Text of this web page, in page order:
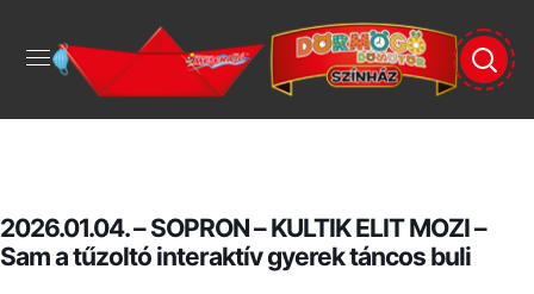
2026.01.04. – SOPRON – KULTIK ELIT MOZI –
Sam a tűzoltó interaktív gyerek táncos buli